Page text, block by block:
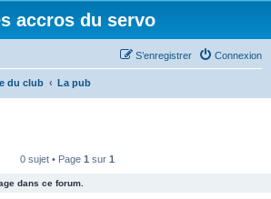
accros du servo
Connexion
S’enregistrer
du club La pub
0 sujet • Page 1 sur 1
dans ce forum.